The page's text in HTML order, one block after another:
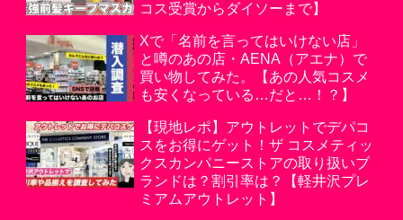
コス受賞からダイソーまで】
Xで「名前を言ってはいけない店」
と噂のあの店・AENA（アエナ）で
買い物してみた。【あの人気コスメ
も安くなっている…だと…！？】
【現地レポ】アウトレットでデパコ
スをお得にゲット！ザ コスメティッ
クスカンパニーストアの取り扱いブ
ランドは？割引率は？【軽井沢プレ
ミアムアウトレット】